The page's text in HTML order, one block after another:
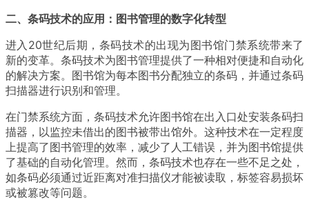
二、条码技术的应用：图书管理的数字化转型
进入20世纪后期，条码技术的出现为图书馆门禁系统带来了
新的变革。条码技术为图书管理提供了一种相对便捷和自动化
的解决方案。图书馆为每本图书分配独立的条码，并通过条码
扫描器进行识别和管理。
在门禁系统方面，条码技术允许图书馆在出入口处安装条码扫
描器，以监控未借出的图书被带出馆外。这种技术在一定程度
上提高了图书管理的效率，减少了人工错误，并为图书馆提供
了基础的自动化管理。然而，条码技术也存在一些不足之处，
如条码必须通过近距离对准扫描仪才能被读取，标签容易损坏
或被篡改等问题。